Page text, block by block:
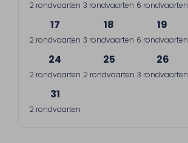
2 rondvaarten 3 rondvaarten 6 rondvaarten
17
2 rondvaarten
18
3 rondvaarten
19
6 rondvaarten
24
2 rondvaarten
25
2 rondvaarten
26
3 rondvaarten
31
2 rondvaarten